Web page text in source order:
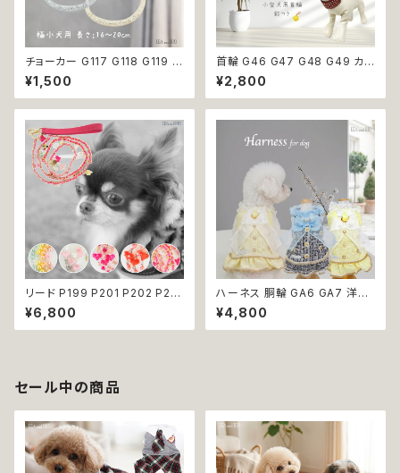
チョーカー G117 G118 G119 首
輪 アクセサリー クリア キラキラ
犬 猫 ペット 極小型犬用 おしゃ
れ かわいい シンプル ピンク ゴ
¥1,500
首輪 G46 G47 G48 G49 カラ
ー アクセサリー 鈴付き ストーン
小型犬 犬 猫 犬服 猫服 犬の服
猫の服 ペット 返品交換不可
¥2,800
リード P199 P201 P202 P20
3 P204 ペット 犬 ドッグリード
犬リード ビーズ チェーン ハート
りぼん クリア パステル パール風
品交換不可
¥6,800
ハーネス 胴輪 GA6 GA7 洋服
のようなハーネス ワンピース風
引っ張り防止 散歩 お出掛け ド
ッグウエア 犬 猫 ペット 服 犬服
¥4,800
セール中の商品